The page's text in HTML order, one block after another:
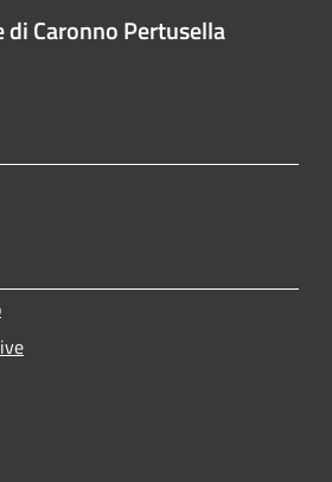
di Caronno Pertusella